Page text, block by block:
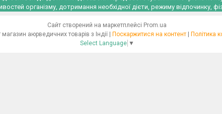
організму, дотримання необхідної дієти, режиму відпочинку,
Сайт створений на маркетплейсі Prom.ua
"Ayurveda" Інтернет магазин аюрведичних товарів з Індії | Поскаржитися на контент | Політика
Select Language ▼